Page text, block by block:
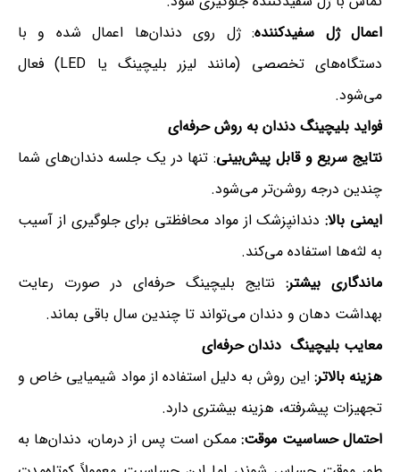
اعمال ژل سفیدکننده: ژل روی دندان‌ها اعمال شده و با
دستگاه‌های تخصصی (مانند لیزر بلیچینگ یا LED) فعال
می‌شود.
فواید بلیچینگ دندان به روش حرفه‌ای
نتایج سریع و قابل پیش‌بینی: تنها در یک جلسه دندان‌های شما
چندین درجه روشن‌تر می‌شود.
ایمنی بالا:دندانپزشک از مواد محافظتی برای جلوگیری از آسیب
به لثه‌ها استفاده می‌کند.
ماندگاری بیشتر: نتایج بلیچینگ حرفه‌ای در صورت رعایت
بهداشت دهان و دندان می‌تواند تا چندین سال باقی بماند.
معایب بلیچینگ دندان حرفه‌ای
هزینه بالاتر: این روش به دلیل استفاده از مواد شیمیایی خاص و
تجهیزات پیشرفته، هزینه بیشتری دارد.
احتمال حساسیت موقت:ممکن است پس از درمان، دندان‌ها به